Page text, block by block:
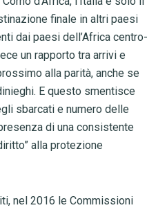
finale in altri paesi
dai paesi dell’Africa centro-
un rapporto tra arrivi e
alla parità, anche se
E questo smentisce
sbarcati e numero delle
di una consistente
alla protezione
nel 2016 le Commissioni